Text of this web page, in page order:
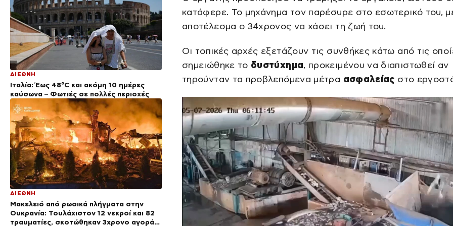
ΔΙΕΘΝΗ
Ιταλία: Έως 48°C και ακόμη 10 ημέρες
καύσωνα – Φωτιές σε πολλές περιοχές
ΔΙΕΘΝΗ
Μακελειό από ρωσικά πλήγματα στην
Ουκρανία: Τουλάχιστον 12 νεκροί και 82
τραυματίες, σκοτώθηκαν 3χρονο αγοράκι
κατάφερε. Το μηχάνημα τον παρέσυρε στο εσωτερικό του,
αποτέλεσμα ο 34χρονος να χάσει τη ζωή του.
Οι τοπικές αρχές εξετάζουν τις συνθήκες κάτω από τις
σημειώθηκε το δυστύχημα, προκειμένου να διαπιστωθεί αν
τηρούνταν τα προβλεπόμενα μέτρα ασφαλείας στο